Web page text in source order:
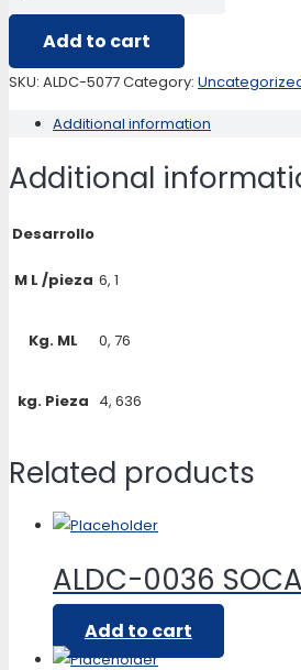
5077
quantityAdd to cart
SKU: ALDC-5077Category:
Additional information
Additional
Desarrollo
M L /pieza 6, 1
Kg. ML 0, 76
kg. Pieza 4, 636
Related products
ALDC-0036
Add to cart